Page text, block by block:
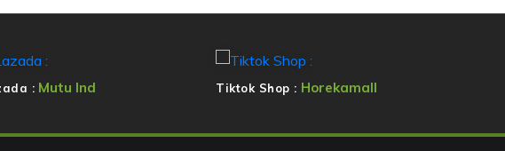
: Mutu Ind Tiktok Shop : Horekamall